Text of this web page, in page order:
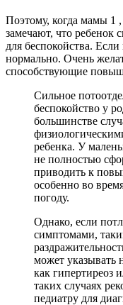
Поэтому, когда мамы 1
замечают, что ребенок
для беспокойства.
нормально. Очень
способствующие
Сильное
беспокойство у
большинстве
ребенка. У
не полностью
приводить к
особенно во
погоду.
Однако, если
симптомами,
может указывать
как гипертиреоз
таких случаях
педиатру для